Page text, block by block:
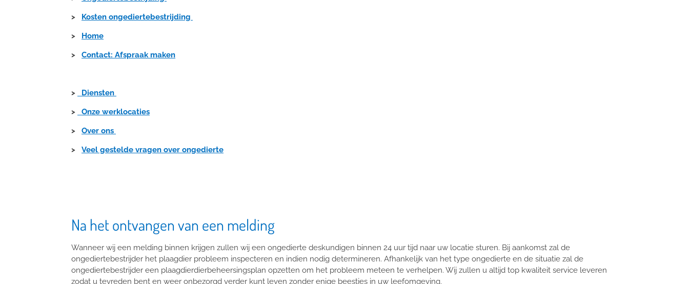
> Kosten ongediertebestrijding
> Home
> Contact: Afspraak maken
> Diensten
> Onze werklocaties
> Over ons
> Veel gestelde vragen over ongedierte
Na het ontvangen van een melding
Wanneer wij een melding binnen krijgen zullen wij een ongedierte deskundigen binnen 24 uur tijd naar uw locatie sturen. Bij aankomst zal de
ongediertebestrijder het plaagdier probleem inspecteren en indien nodig determineren. Afhankelijk van het type ongedierte en de situatie zal de
ongediertebestrijder een plaagdierdierbeheersingsplan opzetten om het probleem meteen te verhelpen. Wij zullen u altijd top kwaliteit service leveren
zodat u tevreden bent en weer onbezorgd verder kunt leven zonder enige beestjes in uw leefomgeving.